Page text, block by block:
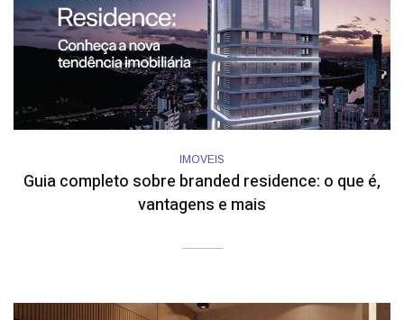
IMOVEIS
Guia completo sobre branded residence: o que é,
vantagens e mais